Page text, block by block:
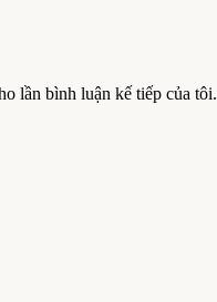
lần bình luận kế tiếp của tôi.